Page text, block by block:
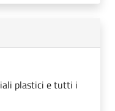
plastici e tutti i